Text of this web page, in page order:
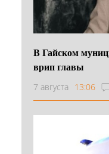
В Гайском
врип главы
7 августа 13:06